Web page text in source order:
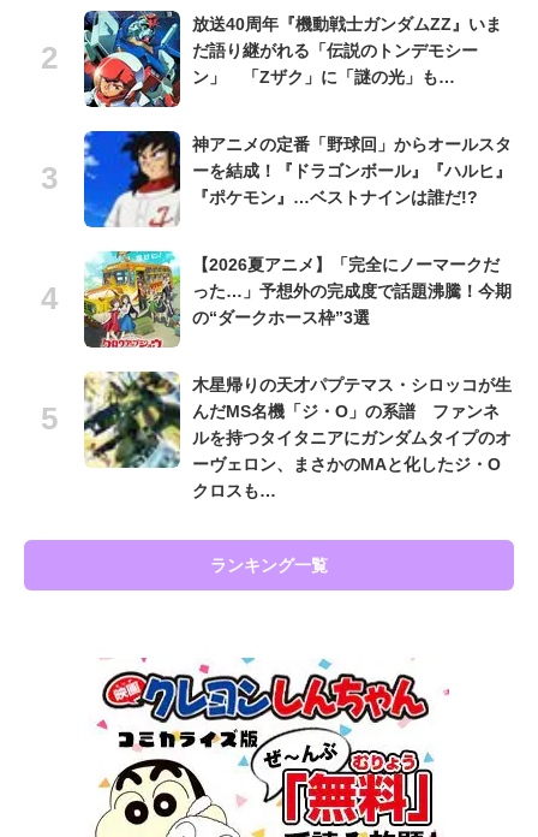
放送40周年『機動戦士ガンダムZZ』いま
だ語り継がれる「伝説のトンデモシー
ン」 「Zザク」に「謎の光」も…
神アニメの定番「野球回」からオールスタ
ーを結成！『ドラゴンボール』『ハルヒ』
『ポケモン』…ベストナインは誰だ!?
【2026夏アニメ】「完全にノーマークだ
った…」予想外の完成度で話題沸騰！今期
の“ダークホース枠”3選
木星帰りの天才パプテマス・シロッコが生
んだMS名機「ジ・O」の系譜 ファンネ
ルを持つタイタニアにガンダムタイプのオ
ーヴェロン、まさかのMAと化したジ・O
クロスも…
ランキング一覧